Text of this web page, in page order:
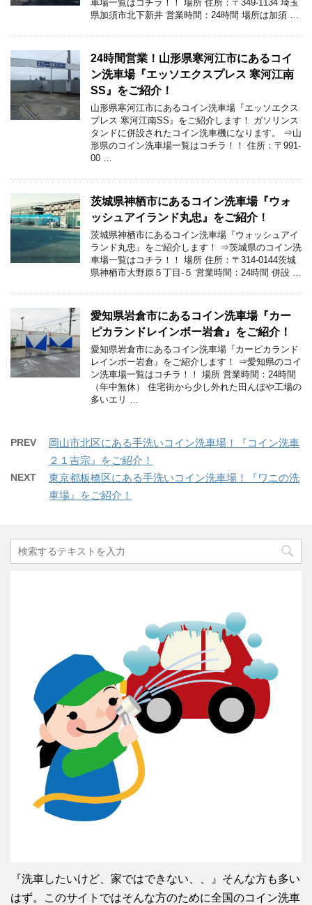
車場一覧はコチラ！！ 場所 住所：〒349-1134 埼玉
県加須市北下新井 営業時間：24時間 場所は加須 …
24時間営業！山形県寒河江市にあるコイ
ン洗車場『エッソエクスプレス 寒河江南
SS』をご紹介！
山形県寒河江市にあるコイン洗車場『エッソエクス
プレス 寒河江南SS』をご紹介します！ ガソリンス
タンドに併設されたコイン洗車機になります。 ⇒山
形県のコイン洗車場一覧はコチラ！！ 住所：〒991-
00 …
茨城県神栖市にあるコイン洗車場『ウォ
ッシュアイランド丸忠』をご紹介！
茨城県神栖市にあるコイン洗車場『ウォッシュアイ
ランド丸忠』をご紹介します！ ⇒茨城県のコイン洗
車場一覧はコチラ！！ 場所 住所：〒314-0144茨城
県神栖市大野原５丁目-５ 営業時間：24時間 併設 …
愛知県岩倉市にあるコイン洗車場『カー
ピカランドレインボー岩倉』をご紹介！
愛知県岩倉市にあるコイン洗車場『カーピカランド
レインボー岩倉』をご紹介します！ ⇒愛知県のコイ
ン洗車場一覧はコチラ！！ 場所 営業時間：24時間
（年中無休） 住宅街から少し外れた田んぼや工場の
多いエリ …
PREV
岡山市北区にある手洗いコイン洗車場！『コイン洗車
２１吉宗』をご紹介！
NEXT
東京都板橋区にある手洗いコイン洗車場！『ワニの洗
車場』をご紹介！
『洗車したいけど、家ではできない、、』そんな方も多い
はず。このサイトではそんな方のために全国のコイン洗車